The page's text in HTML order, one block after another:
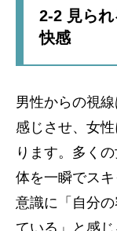
2-2 見ら
快感
男性からの視
感じさせ、女
ります。多く
体を一瞬でス
意識に「自分
ている」と感